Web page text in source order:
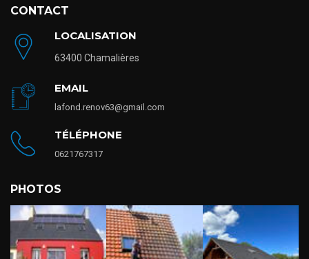
CONTACT
LOCALISATION
63400 Chamalières
EMAIL
lafond.renov63@gmail.com
TÉLÉPHONE
0621767317
PHOTOS